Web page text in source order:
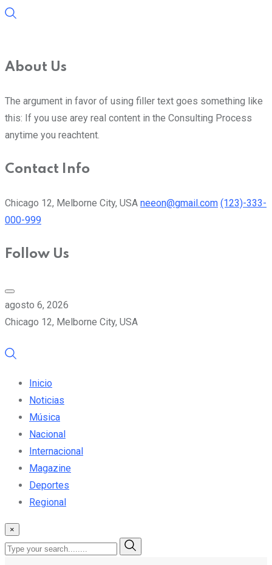
About Us
The argument in favor of using filler text goes something like
this: If you use arey real content in the Consulting Process
anytime you reachtent.
Contact Info
Chicago 12, Melborne City, USA neeon@gmail.com (123)-333-
000-999
Follow Us
agosto 6, 2026
Chicago 12, Melborne City, USA
Inicio
Noticias
Música
Nacional
Internacional
Magazine
Deportes
Regional
×